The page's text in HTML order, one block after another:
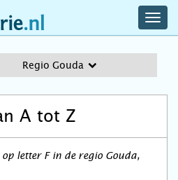
Regio Gouda
A tot Z
letter F in de regio Gouda,